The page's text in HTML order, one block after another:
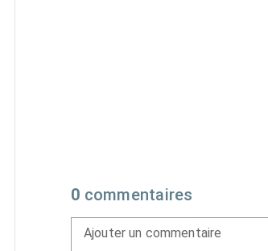
0 commentaires
Ajouter un commentaire